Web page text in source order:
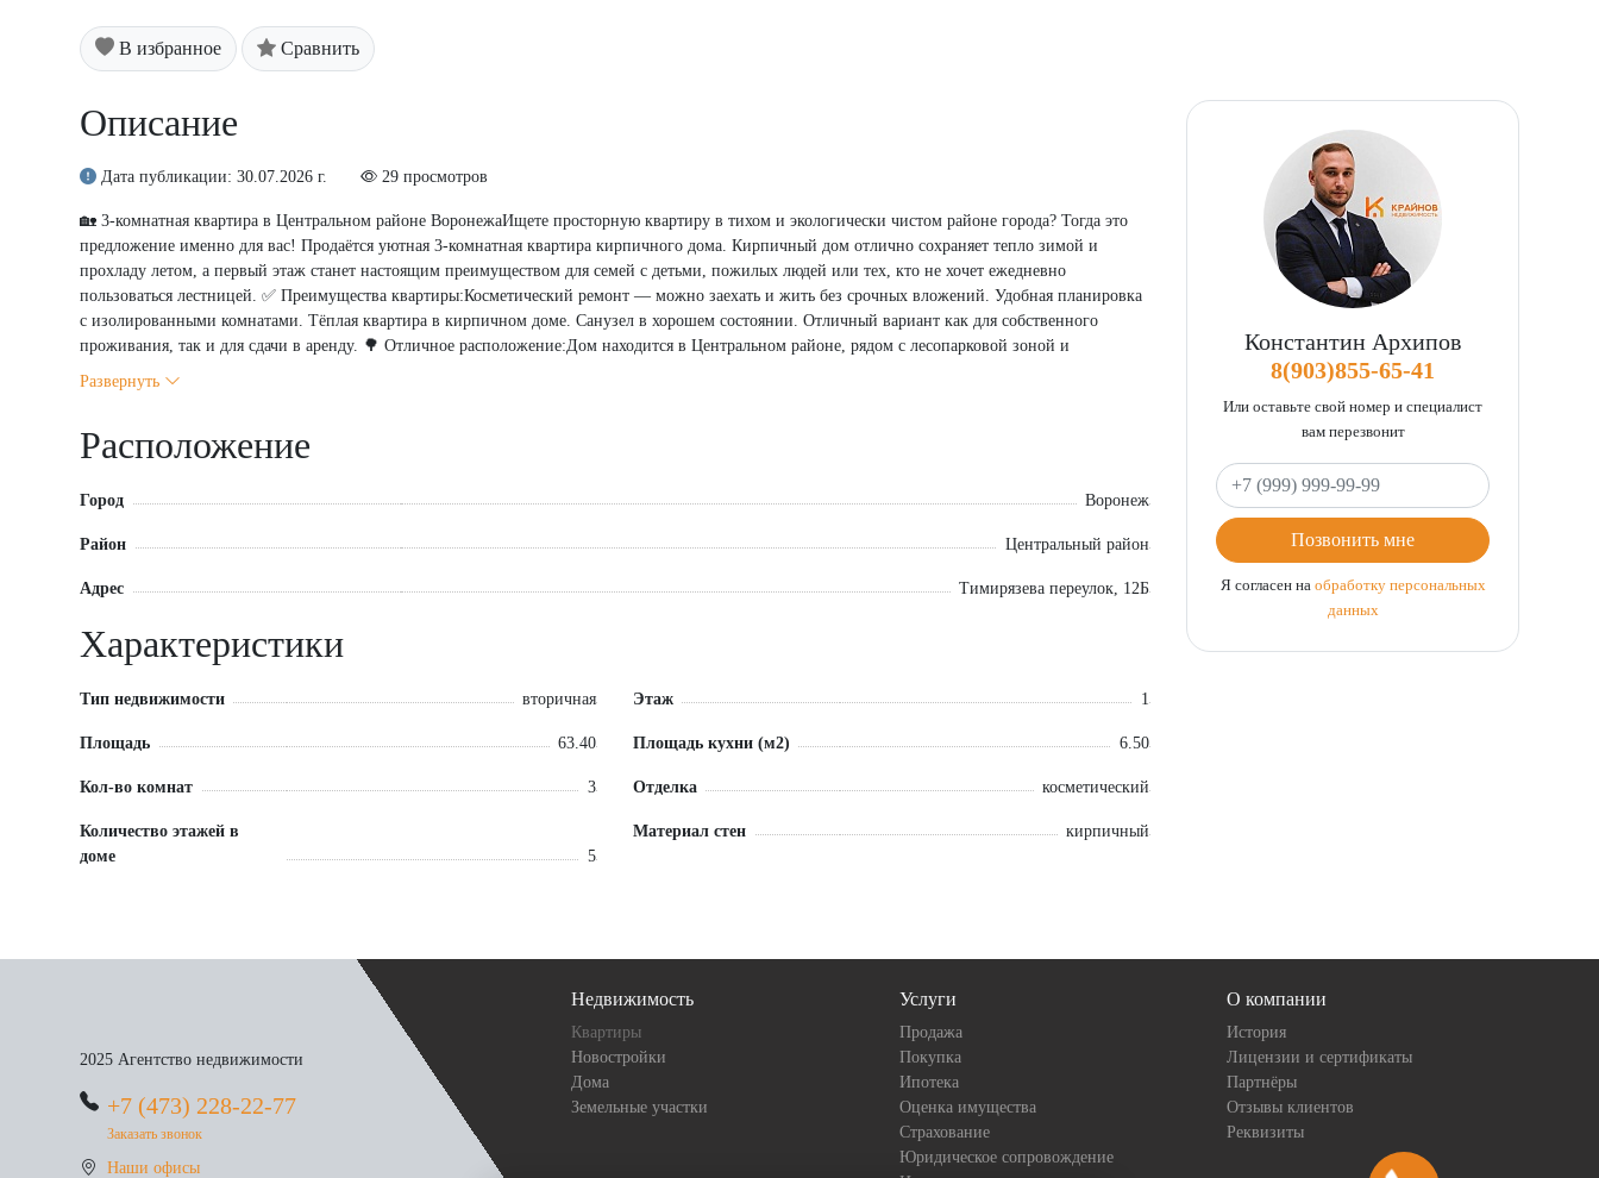
В избранное Сравнить
Описание
Дата публикации: 30.07.2026 г. 29 просмотров
🏡 3-комнатная квартира в Центральном районе ВоронежаИщете просторную квартиру в тихом и экологически чистом районе города? Тогда это
предложение именно для вас! Продаётся уютная 3-комнатная квартира кирпичного дома. Кирпичный дом отлично сохраняет тепло зимой и
прохладу летом, а первый этаж станет настоящим преимуществом для семей с детьми, пожилых людей или тех, кто не хочет ежедневно
пользоваться лестницей. ✅ Преимущества квартиры:Косметический ремонт — можно заехать и жить без срочных вложений. Удобная планировка
с изолированными комнатами. Тёплая квартира в кирпичном доме. Санузел в хорошем состоянии. Отличный вариант как для собственного
проживания, так и для сдачи в аренду. 🌳 Отличное расположение:Дом находится в Центральном районе, рядом с лесопарковой зоной и
водохранилищем. В шаговой доступности: школы и детские сады; магазины, аптеки; остановки общественного транспорта; ведущие вузы города
(ВГАУ, ВГЛТУ), что делает квартиру привлекательной для инвестиций и аренды. 📞 Звоните или пишите прямо сейчас! С удовольствием отвечу
расположения!
Развернуть
Расположение
Город Воронеж
Район Центральный район
Адрес Тимирязева переулок, 12Б
Характеристики
Тип недвижимости вторичная
Площадь 63.40
Кол-во комнат 3
Количество этажей в
доме
5
Этаж 1
Площадь кухни (м2) 6.50
Отделка косметический
Материал стен кирпичный
Константин Архипов
8(903)855-65-41
Или оставьте свой номер и специалист
вам перезвонит
Ваш телефон
Позвонить мне
Я согласен на обработку персональных
данных
2025 Агентство недвижимости
+7 (473) 228-22-77
Заказать звонок
Наши офисы
Недвижимость
Квартиры
Новостройки
Дома
Земельные участки
Услуги
Продажа
Покупка
Ипотека
Оценка имущества
Страхование
Юридическое сопровождение
О компании
История
Лицензии и сертификаты
Партнёры
Отзывы клиентов
Реквизиты